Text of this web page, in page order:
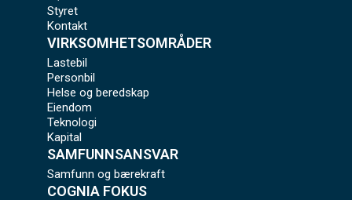
Styret
Kontakt
VIRKSOMHETSOMRÅDER
Lastebil
Personbil
Helse og beredskap
Eiendom
Teknologi
Kapital
SAMFUNNSANSVAR
Samfunn og bærekraft
COGNIA FOKUS